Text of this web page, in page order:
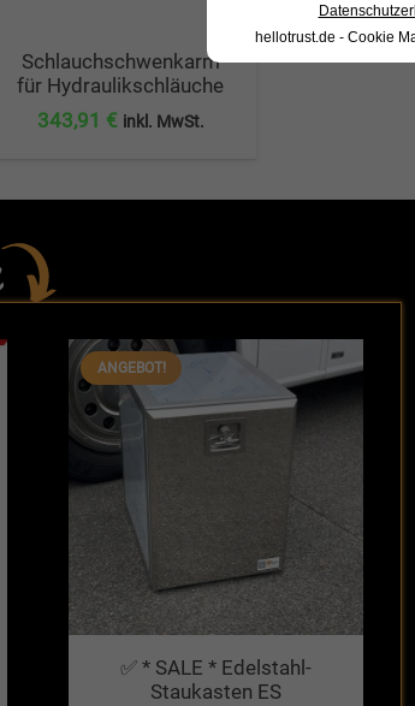
Schlauchschwenkarm
für Hydraulikschläuche
343,91 € inkl. MwSt.
ANGEBOT!
✅ * SALE * Edelstahl-
Staukasten ES
hellotrust.de - Cookie